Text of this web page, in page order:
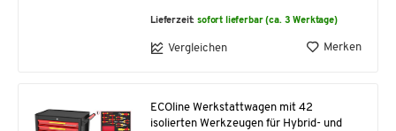
Lieferzeit:sofort lieferbar (ca. 3 Werktage)
Vergleichen Merken
ECOline Werkstattwagen mit 42
isolierten Werkzeugen für Hybrid- und